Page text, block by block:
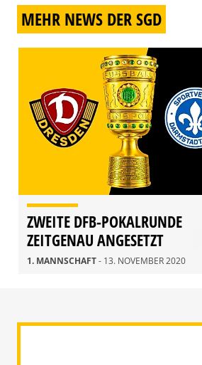
MEHR NEWS DER SGD
ZWEITE DFB-POKALRUNDE
ZEITGENAU ANGESETZT
1. MANNSCHAFT- 13. NOVEMBER 2020